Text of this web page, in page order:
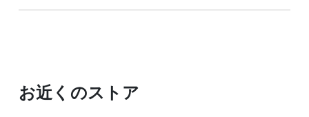
お近くのストア